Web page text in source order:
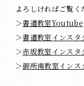
よろしければご覧く
＞書道教室Youtube
＞書道教室インスタ
＞赤坂教室インスタ
＞御所南教室インス